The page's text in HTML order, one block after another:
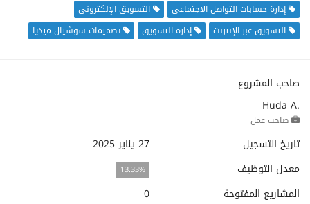
إدارة حسابات التواصل الاجتماعي
التسويق الإلكتروني
التسويق عبر الإنترنت
إدارة التسويق تصميمات سوشيال ميديا
صاحب المشروع
Huda A.
صاحب عمل
تاريخ التسجيل
27 يناير 2025
معدل التوظيف
13.33%
المشاريع المفتوحة
0